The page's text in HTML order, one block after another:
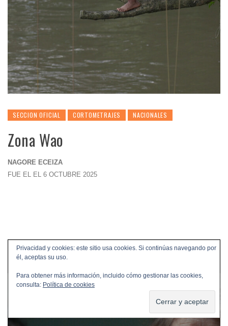
SECCION OFICIAL CORTOMETRAJES NACIONALES
Zona Wao
NAGORE ECEIZA
FUE EL EL 6 OCTUBRE 2025
Privacidad y cookies: este sitio usa cookies. Si continúas navegando por
él, aceptas su uso.
Para obtener más información, incluido cómo gestionar las cookies,
consulta: Política de cookies